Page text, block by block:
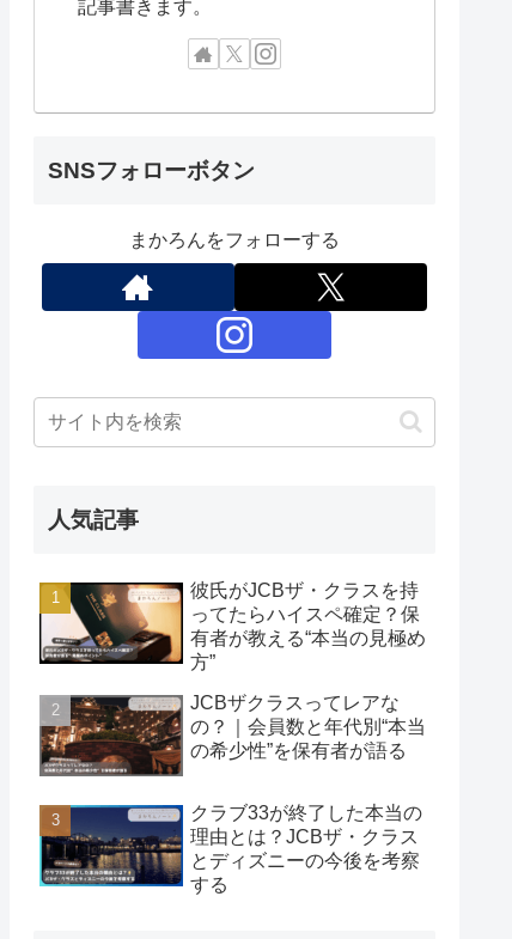
記事書きます。
SNSフォローボタン
まかろんをフォローする
人気記事
彼氏がJCBザ・クラスを持
ってたらハイスペ確定？保
有者が教える“本当の見極め
方”
JCBザクラスってレアな
の？｜会員数と年代別“本当
の希少性”を保有者が語る
クラブ33が終了した本当の
理由とは？JCBザ・クラス
とディズニーの今後を考察
する